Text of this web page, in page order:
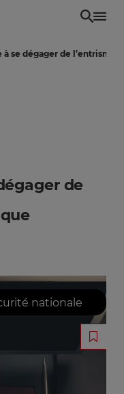
à se dégager de
de
nationale